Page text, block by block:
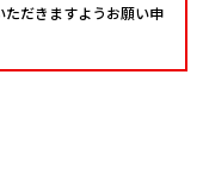
だきますようお願い申